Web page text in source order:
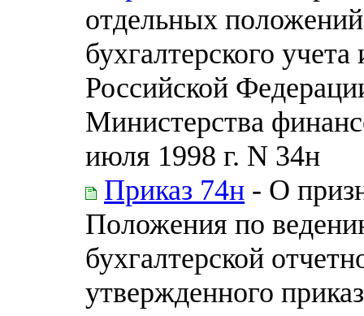
отдельных
бухгалтерского
Российской
Министерства
июля 1998 г. N 34н
Приказ 74н - О
Положения по
бухгалтерской
утвержденного